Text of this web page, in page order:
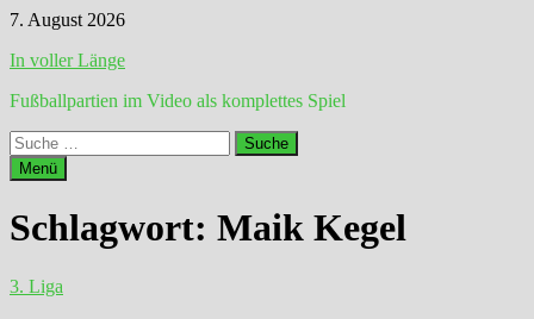
Zum
springen
7. August 2026
In voller Länge
Fußballpartien im Video als komplettes Spiel
Suche
nach:
Menü
Schlagwort: Maik Kegel
3. Liga